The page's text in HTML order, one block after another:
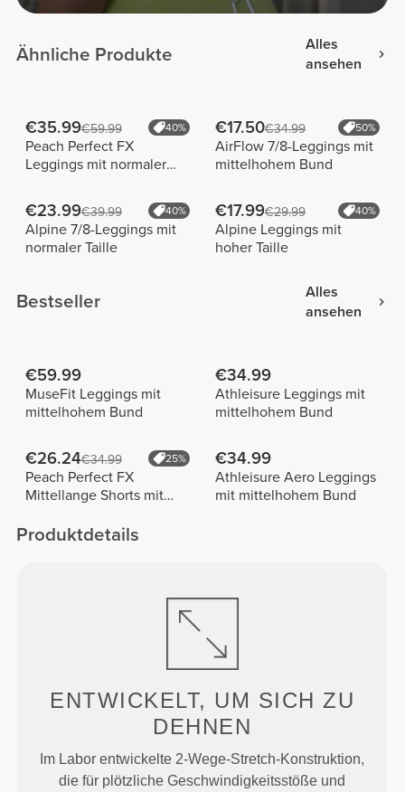
Ähnliche Produkte
Alles
ansehen
€35.99€59.99 40%
Peach Perfect FX
Leggings mit normaler
€17.50€34.99 50%
AirFlow 7/8-Leggings mit
mittelhohem Bund
€23.99€39.99 40%
Alpine 7/8-Leggings mit
normaler Taille
€17.99€29.99 40%
Alpine Leggings mit
hoher Taille
Bestseller
Alles
ansehen
€59.99
MuseFit Leggings mit
mittelhohem Bund
€34.99
Athleisure Leggings mit
mittelhohem Bund
€26.24€34.99 25%
Peach Perfect FX
Mittellange Shorts mit
€34.99
Athleisure Aero Leggings
mit mittelhohem Bund
Produktdetails
ENTWICKELT, UM SICH ZU
DEHNEN
Im Labor entwickelte 2-Wege-Stretch-Konstruktion,
die für plötzliche Geschwindigkeitsstöße und